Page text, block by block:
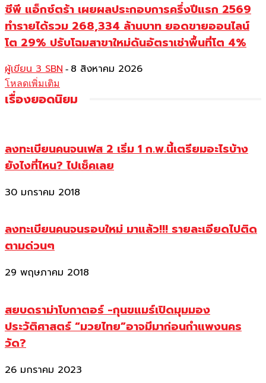
ซีพี แอ็กซ์ตร้า เผยผลประกอบการครึ่งปีแรก 2569
ทำรายได้รวม 268,334 ล้านบาท ยอดขายออนไลน์
โต 29% ปรับโฉมสาขาใหม่ดันอัตราเช่าพื้นที่โต 4%
ผู้เขียน 3 SBN - 8 สิงหาคม 2026
โหลดเพิ่มเติม
เรื่องยอดนิยม
ลงทะเบียนคนจนเฟส 2 เริ่ม 1 ก.พ.นี้เตรียมอะไรบ้าง
ยังไงที่ไหน? ไปเช็คเลย
30 มกราคม 2018
ลงทะเบียนคนจนรอบใหม่ มาแล้ว!!! รายละเอียดไปติด
ตามด่วนๆ
29 พฤษภาคม 2018
สยบดราม่าโบกาตอร์ -กุนขแมร์เปิดมุมมอง
ประวัติศาสตร์ “มวยไทย”อาจมีมาก่อนกำแพงนคร
วัด?
26 มกราคม 2023